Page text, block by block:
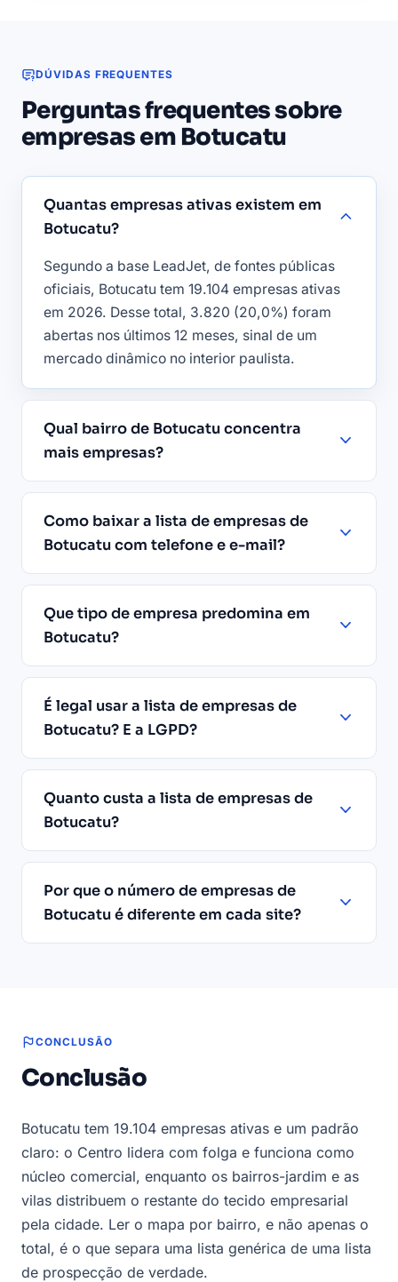
DÚVIDAS FREQUENTES
Perguntas frequentes sobre
empresas em Botucatu
Quantas empresas ativas existem em
Botucatu?
Segundo a base LeadJet, de fontes públicas
oficiais, Botucatu tem 19.104 empresas ativas
em 2026. Desse total, 3.820 (20,0%) foram
abertas nos últimos 12 meses, sinal de um
mercado dinâmico no interior paulista.
Qual bairro de Botucatu concentra
mais empresas?
Como baixar a lista de empresas de
Botucatu com telefone e e-mail?
Que tipo de empresa predomina em
Botucatu?
É legal usar a lista de empresas de
Botucatu? E a LGPD?
Quanto custa a lista de empresas de
Botucatu?
Por que o número de empresas de
Botucatu é diferente em cada site?
CONCLUSÃO
Conclusão
Botucatu tem 19.104 empresas ativas e um padrão
claro: o Centro lidera com folga e funciona como
núcleo comercial, enquanto os bairros-jardim e as
vilas distribuem o restante do tecido empresarial
pela cidade. Ler o mapa por bairro, e não apenas o
total, é o que separa uma lista genérica de uma lista
de prospecção de verdade.